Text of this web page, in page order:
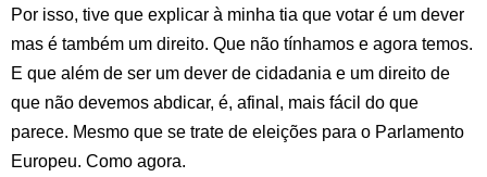
Por isso, tive que explicar à minha tia que votar é um dever
mas é também um direito. Que não tínhamos e agora temos.
E que além de ser um dever de cidadania e um direito de
que não devemos abdicar, é, afinal, mais fácil do que
parece. Mesmo que se trate de eleições para o Parlamento
Europeu. Como agora.